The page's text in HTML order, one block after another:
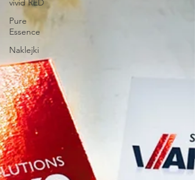
vivid RED
Pure
Essence
Naklejki